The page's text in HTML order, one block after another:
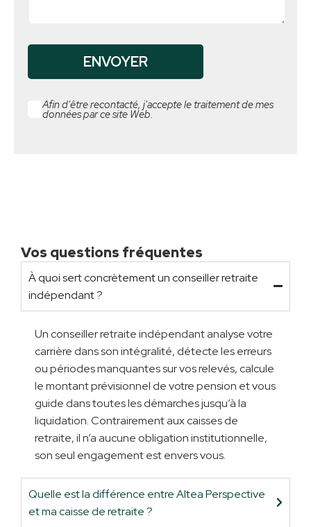
Afin d'être recontacté, j'accepte le traitement de mes
données par ce site Web.
Vos questions fréquentes
À quoi sert concrètement un conseiller retraite
indépendant ?
Un conseiller retraite indépendant analyse votre
carrière dans son intégralité, détecte les erreurs
ou périodes manquantes sur vos relevés, calcule
le montant prévisionnel de votre pension et vous
guide dans toutes les démarches jusqu’à la
liquidation. Contrairement aux caisses de
retraite, il n’a aucune obligation institutionnelle,
son seul engagement est envers vous.
Quelle est la différence entre Altea Perspective
et ma caisse de retraite ?